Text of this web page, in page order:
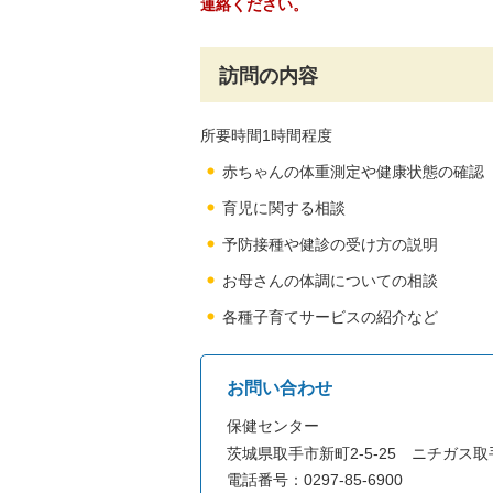
連絡ください。
訪問の内容
所要時間1時間程度
赤ちゃんの体重測定や健康状態の確認
育児に関する相談
予防接種や健診の受け方の説明
お母さんの体調についての相談
各種子育てサービスの紹介など
お問い合わせ
保健センター
茨城県取手市新町2-5-25 ニチガス取
電話番号：0297-85-6900